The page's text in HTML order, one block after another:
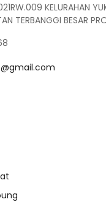
KELURAHAN
TERBANGGI BESAR